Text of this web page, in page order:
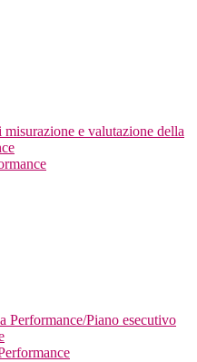
misurazione e valutazione della
Performance/Piano esecutivo